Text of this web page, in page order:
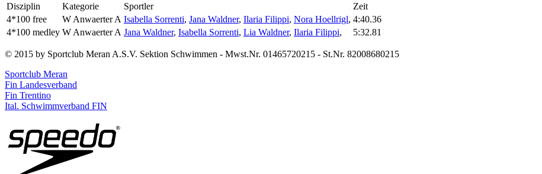
Disziplin
Kategorie Sportler
Zeit
4*100 free
W Anwaerter A Isabella Sorrenti, Jana Waldner, Ilaria Filippi, Nora Hoellrigl, 4:40.36
4*100 medley W Anwaerter A Jana Waldner, Isabella Sorrenti, Lia Waldner, Ilaria Filippi, 5:32.81
© 2015 by Sportclub Meran A.S.V. Sektion Schwimmen - Mwst.Nr. 01465720215 - St.Nr. 82008680215
Sportclub Meran
Fin Landesverband
Fin Trentino
Ital. Schwimmverband FIN